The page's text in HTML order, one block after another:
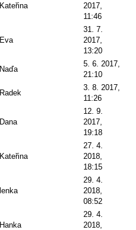
Kateřina
2017,
11:46
Eva
31. 7.
2017,
13:20
Naďa
5. 6. 2017,
21:10
Radek
3. 8. 2017,
11:26
Dana
12. 9.
2017,
19:18
Kateřina
27. 4.
2018,
18:15
lenka
29. 4.
2018,
08:52
Hanka
29. 4.
2018,